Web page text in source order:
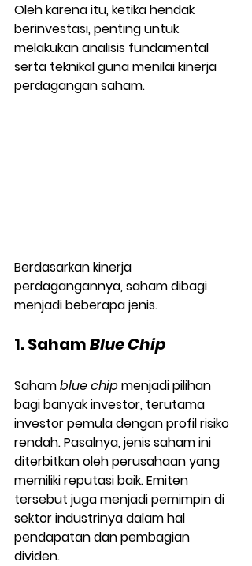
Oleh karena itu, ketika hendak
berinvestasi, penting untuk
melakukan analisis fundamental
serta teknikal guna menilai kinerja
perdagangan saham.
Berdasarkan kinerja
perdagangannya, saham dibagi
menjadi beberapa jenis.
1. Saham Blue Chip
Saham blue chip menjadi pilihan
bagi banyak investor, terutama
investor pemula dengan profil risiko
rendah. Pasalnya, jenis saham ini
diterbitkan oleh perusahaan yang
memiliki reputasi baik. Emiten
tersebut juga menjadi pemimpin di
sektor industrinya dalam hal
pendapatan dan pembagian
dividen.